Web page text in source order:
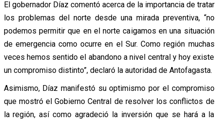
El gobernador Díaz comentó acerca de la importancia de tratar
los problemas del norte desde una mirada preventiva, “no
podemos permitir que en el norte caigamos en una situación
de emergencia como ocurre en el Sur. Como región muchas
veces hemos sentido el abandono a nivel central y hoy existe
un compromiso distinto”, declaró la autoridad de Antofagasta.
Asimismo, Díaz manifestó su optimismo por el compromiso
que mostró el Gobierno Central de resolver los conflictos de
la región, así como agradeció la inversión que se hará a la